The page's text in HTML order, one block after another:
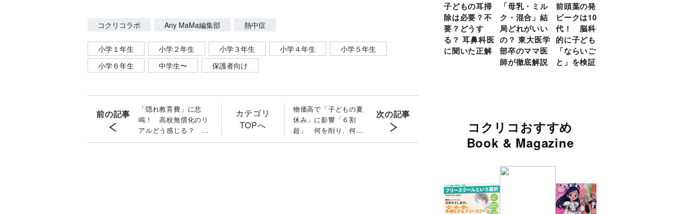
コクリコラボ Any MaMa編集部 熱中症
小学１年生 小学２年生 小学３年生 小学４年生
小学５年生
小学６年生
中学生〜 保護者向け
前の記事
「隠れ教育費」に悲
鳴！ 高校無償化のリ
アルどう感じる？ 中
学生・高校生の保護者
カテゴリ
TOPへ
物価高で「子どもの夏
休み」に影響「６割
超」 何を削り、何を
残す？ 保護者の本音
次の記事
子どもの耳掃
除は必要？不
要？どうす
る？ 耳鼻科医
に聞いた正解
「母乳・ミル
ク・混合」結
局どれがいい
の？ 東大医学
部卒のママ医
師が徹底解説
前頭葉の発達
ピークは10
代！ 脳科学
的に子どもの
「ならいご
と」を検証
コクリコおすすめ
Book & Magazine